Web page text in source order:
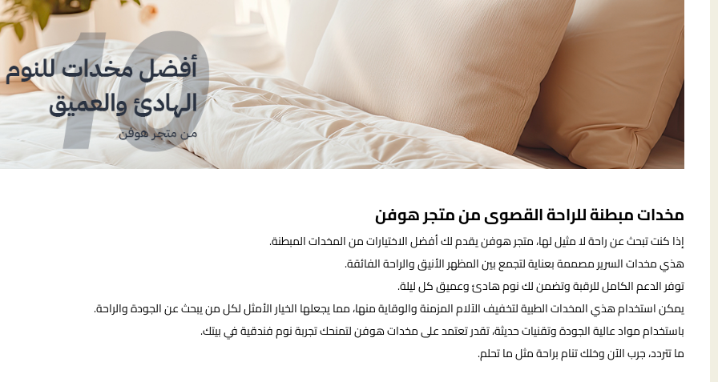
مخدات مبطنة للراحة القصوى من متجر هوفن
إذا كنت تبحث عن راحة لا مثيل لها، متجر هوفن يقدم لك أفضل الاختيارات من المخدات المبطنة.
هذي مخدات السرير مصممة بعناية لتجمع بين المظهر الأنيق والراحة الفائقة.
توفر الدعم الكامل للرقبة وتضمن لك نوم هادئ وعميق كل ليلة.
يمكن استخدام هذي المخدات الطبية لتخفيف الآلام المزمنة والوقاية منها، مما يجعلها الخيار الأمثل لكل من يبحث عن الجودة والراحة.
باستخدام مواد عالية الجودة وتقنيات حديثة، تقدر تعتمد على مخدات هوفن لتمنحك تجربة نوم فندقية في بيتك.
ما تتردد، جرب الآن وخلك تنام براحة مثل ما تحلم.